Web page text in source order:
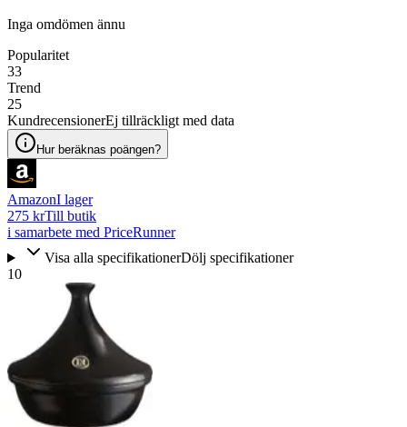
Inga omdömen ännu
Popularitet
33
Trend
25
KundrecensionerEj tillräckligt med data
Hur beräknas poängen?
AmazonI lager
275 krTill butik
i samarbete med PriceRunner
Visa alla specifikationerDölj specifikationer
10